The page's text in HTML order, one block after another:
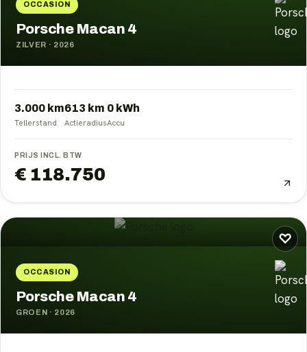
OCCASION
Porsche Macan 4
ZILVER · 2026
3.000 km
Tellerstand
613 km
Actieradius
0 kWh
Accu
PRIJS INCL. BTW
€ 118.750
♡
OCCASION
Porsche Macan 4
GROEN · 2026